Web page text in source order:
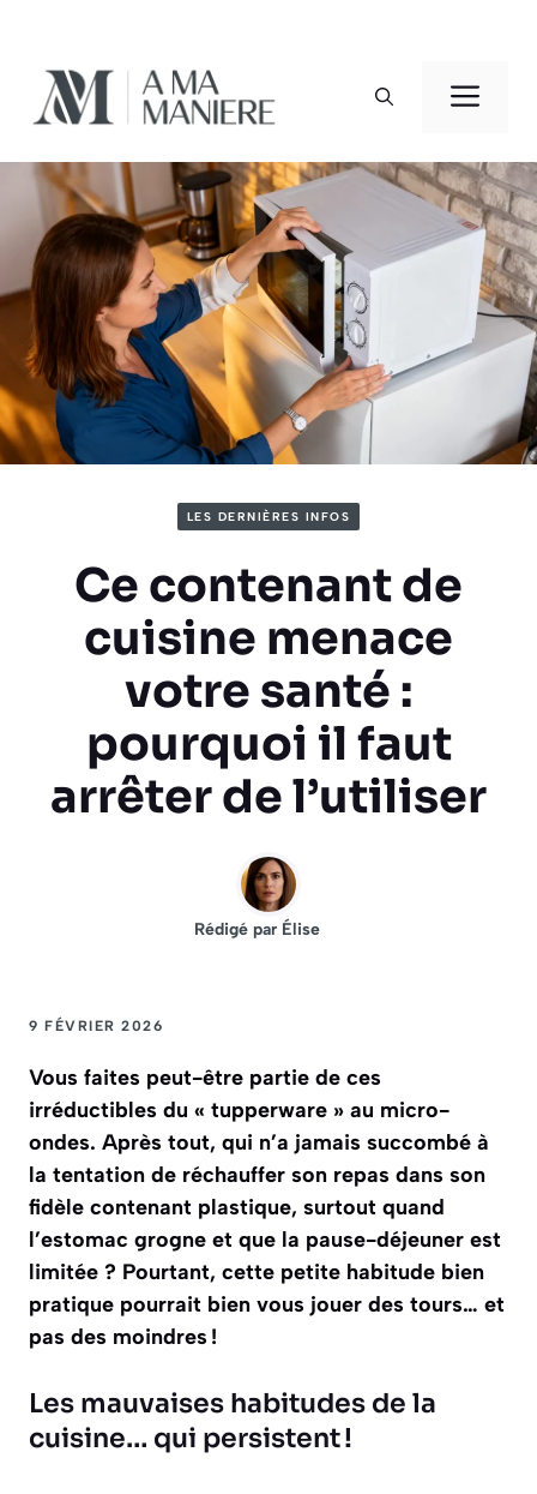
contenu
LES DERNIÈRES INFOS
Ce contenant de
cuisine menace
votre santé :
pourquoi il faut
arrêter de l’utiliser
Rédigé par Élise
9 FÉVRIER 2026
Vous faites peut-être partie de ces
irréductibles du « tupperware » au micro-
ondes. Après tout, qui n’a jamais succombé à
la tentation de réchauffer son repas dans son
fidèle contenant plastique, surtout quand
l’estomac grogne et que la pause-déjeuner est
limitée ? Pourtant, cette petite habitude bien
pratique pourrait bien vous jouer des tours… et
pas des moindres !
Les mauvaises habitudes de la
cuisine… qui persistent !